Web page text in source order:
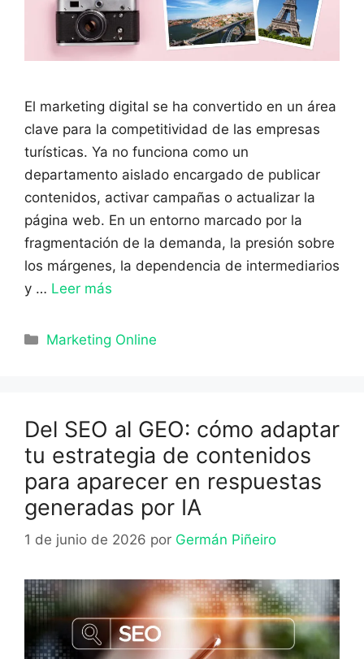
El marketing digital se ha convertido en un área
clave para la competitividad de las empresas
turísticas. Ya no funciona como un
departamento aislado encargado de publicar
contenidos, activar campañas o actualizar la
página web. En un entorno marcado por la
fragmentación de la demanda, la presión sobre
los márgenes, la dependencia de intermediarios
y … Leer más
Categorías
Marketing Online
Del SEO al GEO: cómo adaptar
tu estrategia de contenidos
para aparecer en respuestas
generadas por IA
1 de junio de 2026 por Germán Piñeiro